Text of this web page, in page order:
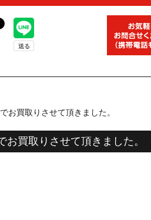
お買取りさせて頂きました。
お買取りさせて頂きました。